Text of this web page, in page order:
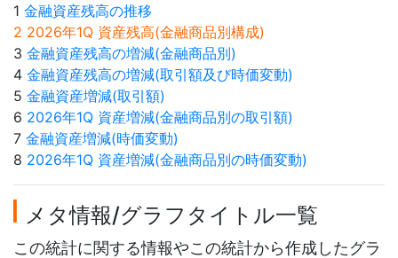
1 金融資産残高の推移
2 2026年1Q 資産残高(金融商品別構成)
3 金融資産残高の増減(金融商品別)
4 金融資産残高の増減(取引額及び時価変動)
5 金融資産増減(取引額)
6 2026年1Q 資産増減(金融商品別の取引額)
7 金融資産増減(時価変動)
8 2026年1Q 資産増減(金融商品別の時価変動)
メタ情報/グラフタイトル一覧
この統計に関する情報やこの統計から作成したグラ